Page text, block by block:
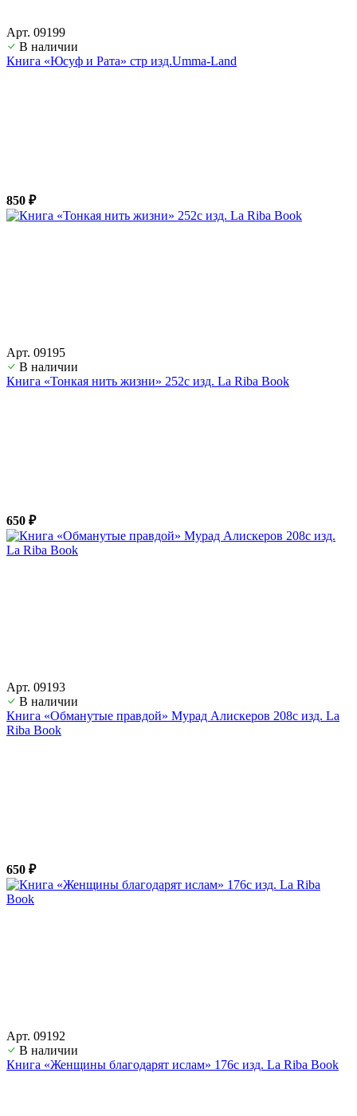
Арт. 09199
В наличии
Книга «Юсуф и Рата» стр изд.Umma-Land
850 ₽
Арт. 09195
В наличии
Книга «Тонкая нить жизни» 252с изд. La Riba Book
650 ₽
Арт. 09193
В наличии
Книга «Обманутые правдой» Мурад Алискеров 208с изд. La
Riba Book
650 ₽
Арт. 09192
В наличии
Книга «Женщины благодарят ислам» 176с изд. La Riba Book